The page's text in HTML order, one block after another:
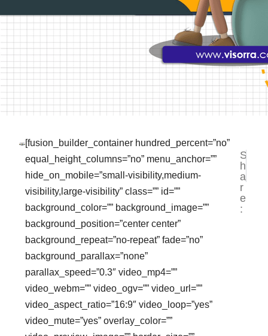
[fusion_builder_container hundred_percent=”no”
equal_height_columns=”no” menu_anchor=””
hide_on_mobile=”small-visibility,medium-
visibility,large-visibility” class=”” id=””
background_color=”” background_image=””
background_position=”center center”
background_repeat=”no-repeat” fade=”no”
background_parallax=”none”
parallax_speed=”0.3″ video_mp4=””
video_webm=”” video_ogv=”” video_url=””
video_aspect_ratio=”16:9″ video_loop=”yes”
video_mute=”yes” overlay_color=””
S
h
a
r
e
:
NEXT
Jasa